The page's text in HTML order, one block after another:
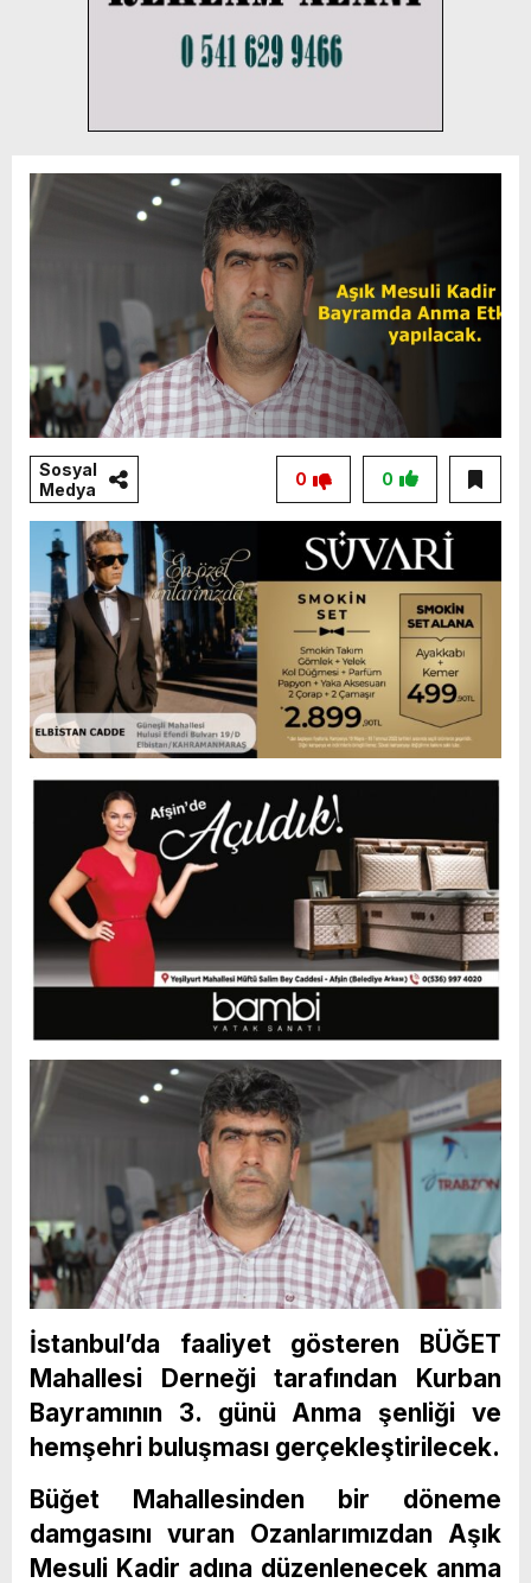
Sosyal
Medya
0
0
İstanbul’da faaliyet gösteren BÜĞET
Mahallesi Derneği tarafından Kurban
Bayramının 3. günü Anma şenliği ve
hemşehri buluşması gerçekleştirilecek.
Büğet Mahallesinden bir döneme
damgasını vuran Ozanlarımızdan Aşık
Mesuli Kadir adına düzenlenecek anma